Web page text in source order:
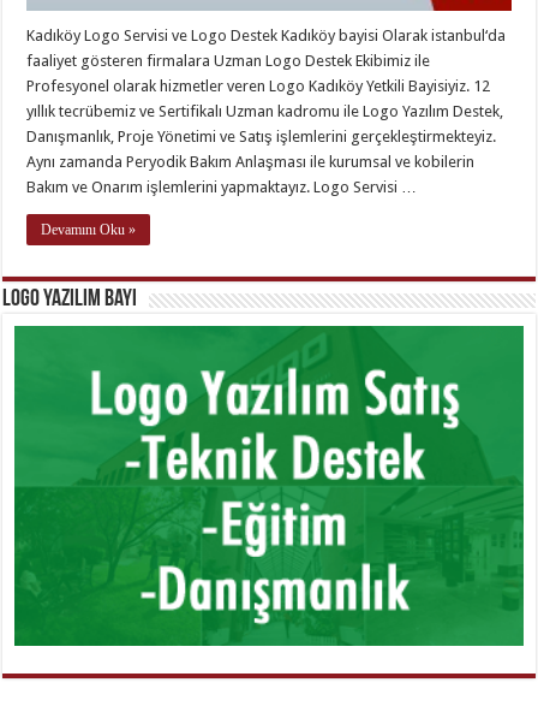
Kadıköy Logo Servisi ve Logo Destek Kadıköy bayisi Olarak istanbul‘da
faaliyet gösteren firmalara Uzman Logo Destek Ekibimiz ile
Profesyonel olarak hizmetler veren Logo Kadıköy Yetkili Bayisiyiz. 12
yıllık tecrübemiz ve Sertifikalı Uzman kadromu ile Logo Yazılım Destek,
Danışmanlık, Proje Yönetimi ve Satış işlemlerini gerçekleştirmekteyiz.
Aynı zamanda Peryodik Bakım Anlaşması ile kurumsal ve kobilerin
Bakım ve Onarım işlemlerini yapmaktayız. Logo Servisi …
Devamını Oku »
Logo Yazılım Bayi